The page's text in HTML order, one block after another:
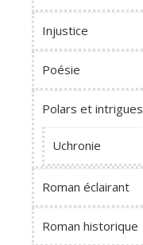
Injustice
Poésie
Polars et intrigues
Uchronie
Roman éclairant
Roman historique